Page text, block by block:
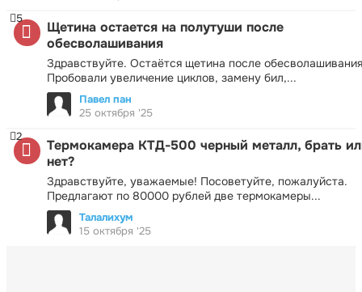
Щетина остается на полутуши после
обесволашивания
Здравствуйте. Остаётся щетина после
Пробовали увеличение циклов, замену бил,...
5
Павел пан
25 октября '25
Термокамера КТД-500 черный металл, брать
нет?
Здравствуйте, уважаемые! Посоветуйте, пожалуйста.
Предлагают по 80000 рублей две термокамеры...
2
Талалихум
15 октября '25